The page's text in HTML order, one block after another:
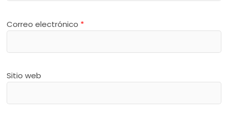
Correo electrónico *
Sitio web